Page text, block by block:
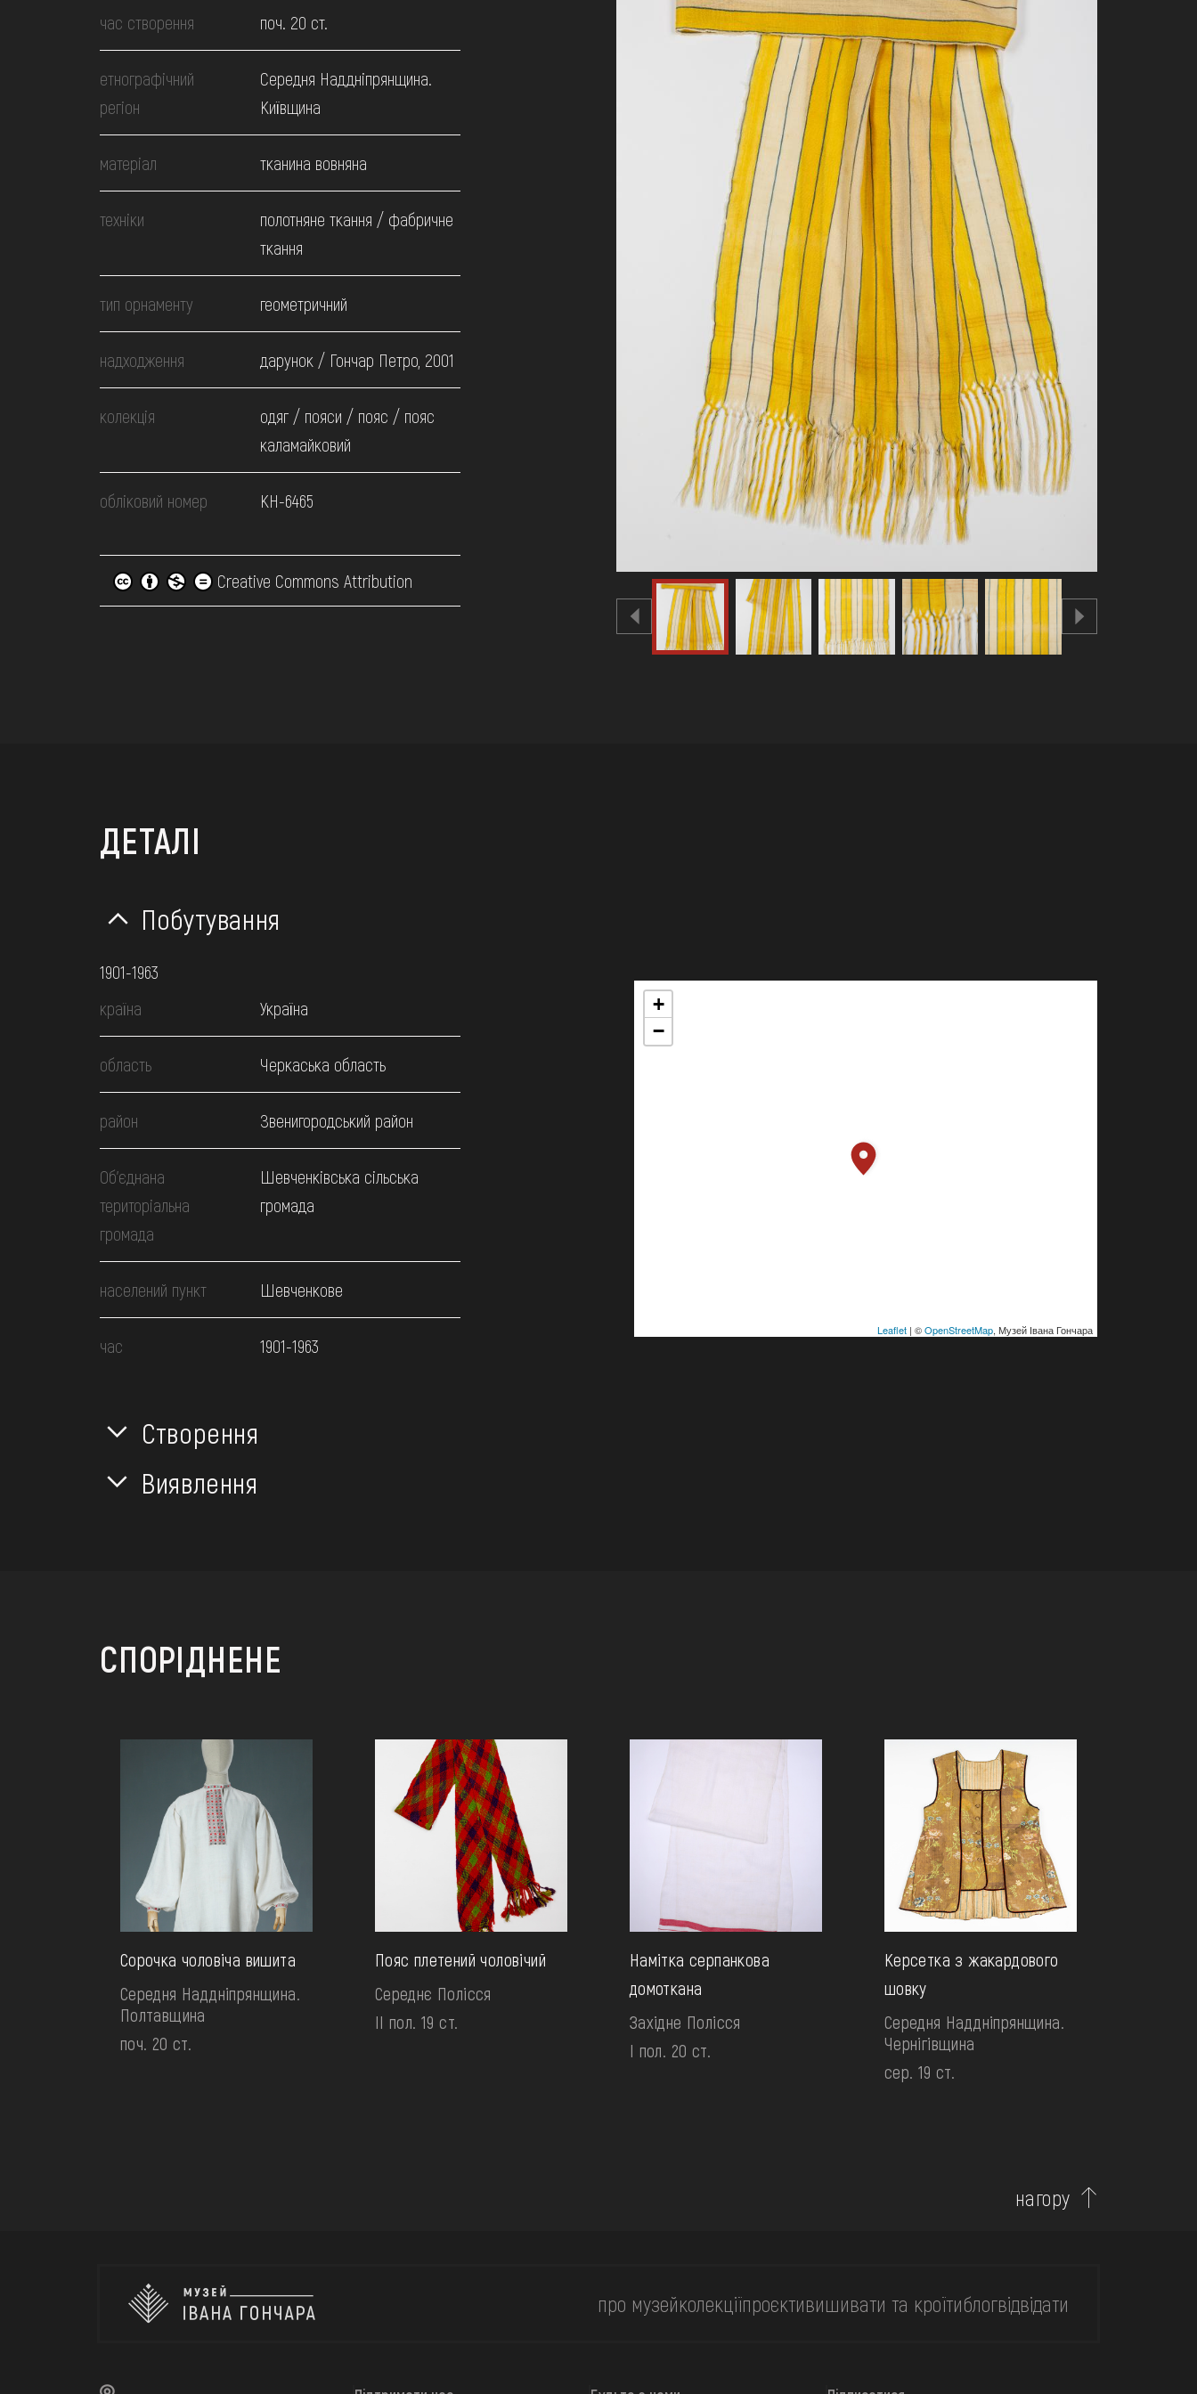
ВІДВІДАТИ
НАВЧИТИСЯ
ПОСЛУГИ
час створення поч. 20 ст.
етнографічний
регіон
Середня Наддніпрянщина.
Київщина
матеріал тканина вовняна
техніки
полотняне ткання / фабричне
ткання
тип орнаменту геометричний
надходження дарунок / Гончар Петро, 2001
колекція
одяг / пояси / пояс / пояс
каламайковий
обліковий номер КН-6465
Creative Commons Attribution
ДЕТАЛІ
Побутування
1901-1963
країна
Україна
область Черкаська область
район Звенигородський район
Об’єднана
територіальна
громада
Шевченківська сільська
громада
населений пункт Шевченкове
час 1901-1963
+
−
Leaflet | ©OpenStreetMap, Музей Івана Гончара
Створення
Виявлення
СПОРІДНЕНЕ
Сорочка чоловіча вишита
Середня Наддніпрянщина.
Полтавщина
поч. 20 ст.
Пояс плетений чоловічий
Середнє Полісся
II пол. 19 ст.
Намітка серпанкова
домоткана
Західне Полісся
І пол. 20 ст.
Керсетка з жакардового
шовку
Середня Наддніпрянщина.
Чернігівщина
сер. 19 ст.
нагору
про музейколекціїпроєктивишивати та кроїтиблогвідвідати